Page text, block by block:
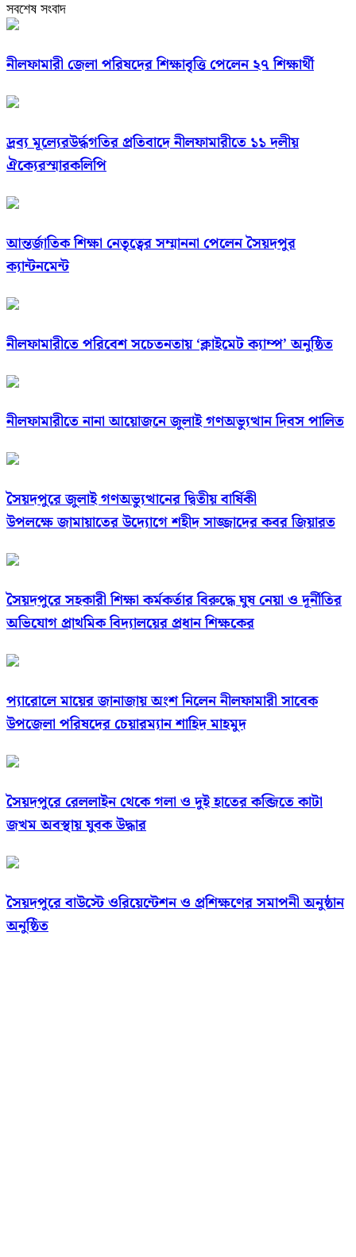
সবশেষ সংবাদ
নীলফামারী জেলা পরিষদের শিক্ষাবৃত্তি পেলেন ২৭ শিক্ষার্থী
দ্রব্য মূল্যেরউর্দ্ধগতির প্রতিবাদে নীলফামারীতে ১১ দলীয়
ঐক্যেরস্মারকলিপি
আন্তর্জাতিক শিক্ষা নেতৃত্বের সম্মাননা পেলেন সৈয়দপুর
ক্যান্টনমেন্ট
নীলফামারীতে পরিবেশ সচেতনতায় ‘ক্লাইমেট ক্যাম্প’ অনুষ্ঠিত
নীলফামারীতে নানা আয়োজনে জুলাই গণঅভ্যুত্থান দিবস পালিত
সৈয়দপুরে জুলাই গণঅভ্যুত্থানের দ্বিতীয় বার্ষিকী
উপলক্ষে জামায়াতের উদ্যোগে শহীদ সাজ্জাদের কবর জিয়ারত
সৈয়দপুরে সহকারী শিক্ষা কর্মকর্তার বিরুদ্ধে ঘুষ নেয়া ও দূর্নীতির
অভিযোগ প্রাথমিক বিদ্যালয়ের প্রধান শিক্ষকের
প্যারোলে মায়ের জানাজায় অংশ নিলেন নীলফামারী সাবেক
উপজেলা পরিষদের চেয়ারম্যান শাহিদ মাহমুদ
সৈয়দপুরে রেললাইন থেকে গলা ও দুই হাতের কব্জিতে কাটা
জখম অবস্থায় যুবক উদ্ধার
সৈয়দপুরে বাউস্টে ওরিয়েন্টেশন ও প্রশিক্ষণের সমাপনী অনুষ্ঠান
অনুষ্ঠিত